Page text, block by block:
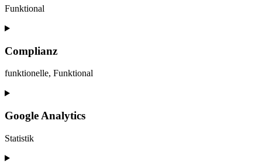
Funktional
Consent
service
dailymotion
Complianz
funktionelle, Funktional
Consent
service
complianz
Google Analytics
Statistik
Consent